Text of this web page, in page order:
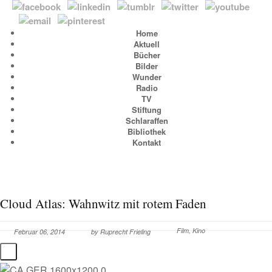
Home
Aktuell
Bücher
Bilder
Wunder
Radio
TV
Stiftung
Schlaraffen
Bibliothek
Kontakt
Cloud Atlas: Wahnwitz mit rotem Faden
Februar 06, 2014 by Ruprecht Frieling Film, Kino